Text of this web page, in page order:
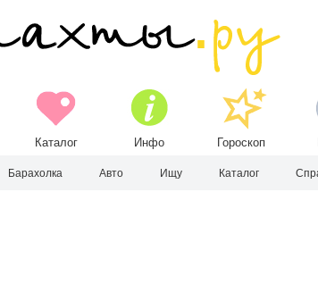
Каталог Инфо Гороскоп
Барахолка Авто Ищу Каталог